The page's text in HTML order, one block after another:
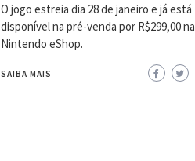
O jogo estreia dia 28 de janeiro e já está
disponível na pré-venda por R$299,00 na
Nintendo eShop.
SAIBA MAIS